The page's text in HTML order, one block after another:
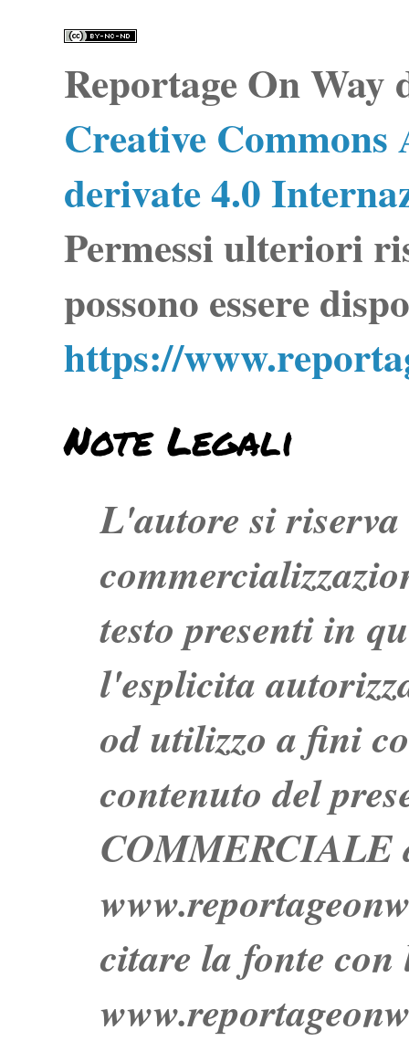
Reportage On Way
Creative
derivate 4.0
Permessi ulteriori
possono essere
https://
Note Legali
L'autore si
testo presenti in
l'esplicita
od utilizzo a fini
contenuto del
COMMERCIALE
citare la fonte